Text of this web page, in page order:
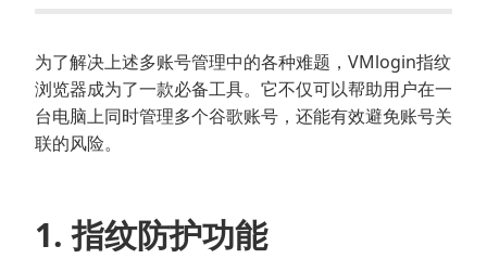
为了解决上述多账号管理中的各种难题，VMlogin指纹
浏览器成为了一款必备工具。它不仅可以帮助用户在一
台电脑上同时管理多个谷歌账号，还能有效避免账号关
联的风险。
1. 指纹防护功能